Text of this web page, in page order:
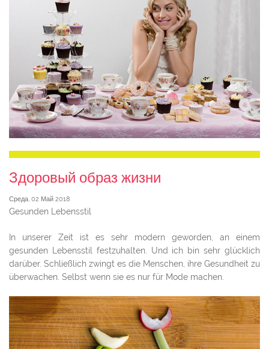
Здоровый образ жизни
Среда, 02 Май 2018
Gesunden Lebensstil
In unserer Zeit ist es sehr modern geworden, an einem
gesunden Lebensstil festzuhalten. Und ich bin sehr glücklich
darüber. Schließlich zwingt es die Menschen, ihre Gesundheit zu
überwachen. Selbst wenn sie es nur für Mode machen.